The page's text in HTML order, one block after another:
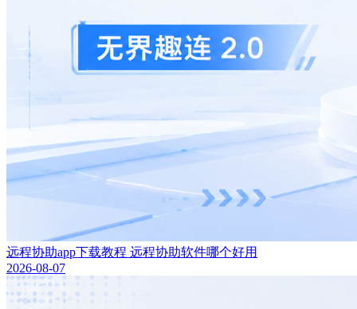
远程协助app下载教程 远程协助软件哪个好用
2026-08-07